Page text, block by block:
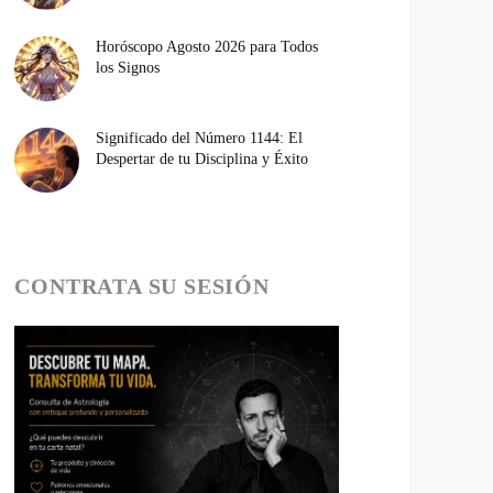
Horóscopo Agosto 2026 para Todos
los Signos
Significado del Número 1144: El
Despertar de tu Disciplina y Éxito
CONTRATA SU SESIÓN